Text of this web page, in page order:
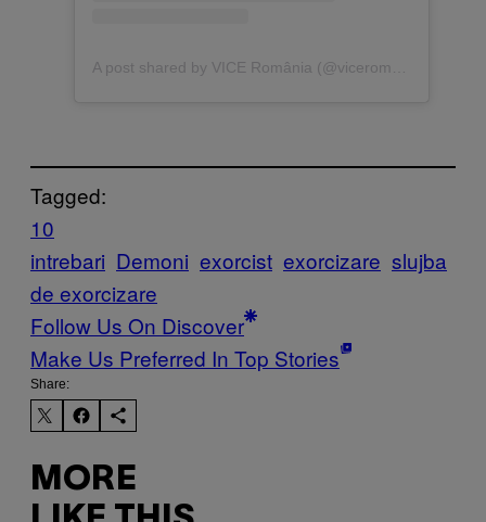
A post shared by VICE România (@viceromania)
Tagged:
10
intrebari Demoni exorcist exorcizare slujba
de exorcizare
Follow Us On Discover
Make Us Preferred In Top Stories
Share:
MORE